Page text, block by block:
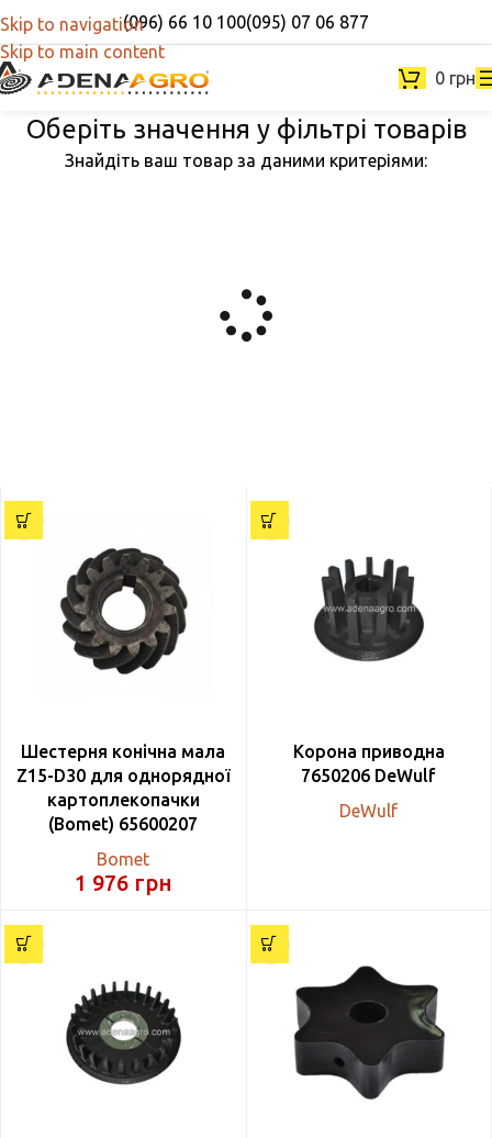
Skip to navigation
Skip to main content
(096) 66 10 100(095) 07 06 877
0 грн
Оберіть значення у фільтрі товарів
Знайдіть ваш товар за даними критеріями:
Шестерня конічна мала
Z15-D30 для однорядної
картоплекопачки
(Bomet) 65600207
Bomet
1 976 грн
Корона приводна
7650206 DeWulf
DeWulf